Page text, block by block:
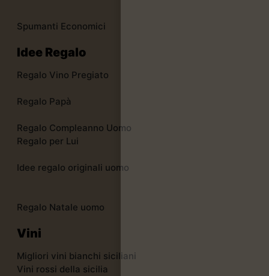
Spumanti Economici
Idee Regalo
Regalo Vino Pregiato
Regalo Papà
Regalo Compleanno Uomo
Regalo per Lui
Idee regalo originali uomo
Regalo Natale uomo
Vini
Migliori vini bianchi siciliani
Vini rossi della sicilia